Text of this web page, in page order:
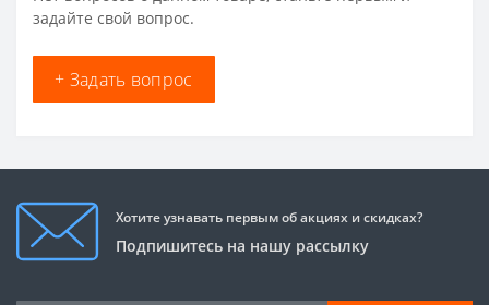
задайте свой вопрос.
+ Задать вопрос
Хотите узнавать первым об акциях и скидках?
Подпишитесь на нашу рассылку